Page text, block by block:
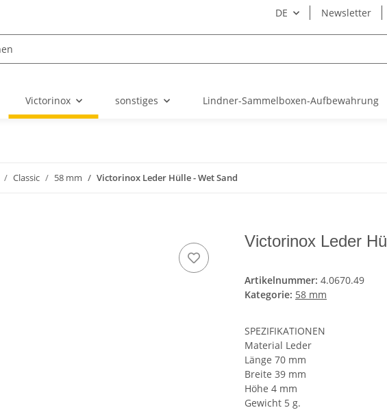
DE Newsletter
Victorinox sonstiges Lindner-Sammelboxen-Aufbewahrung
Classic 58 mm Victorinox Leder Hülle - Wet Sand
Victorinox Leder
Artikelnummer: 4.0670.49
Kategorie: 58 mm
SPEZIFIKATIONEN
Material Leder
Länge 70 mm
Breite 39 mm
Höhe 4 mm
Gewicht 5 g.